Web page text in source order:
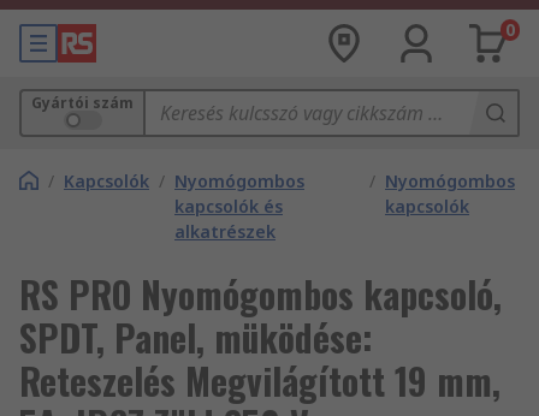
0
Gyártói szám
/ Kapcsolók / Nyomógombos
kapcsolók és
alkatrészek
/ Nyomógombos
kapcsolók
RS PRO Nyomógombos kapcsoló,
SPDT, Panel, müködése:
Reteszelés Megvilágított 19 mm,